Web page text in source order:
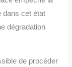
dans cet état
dégradation
de procéder